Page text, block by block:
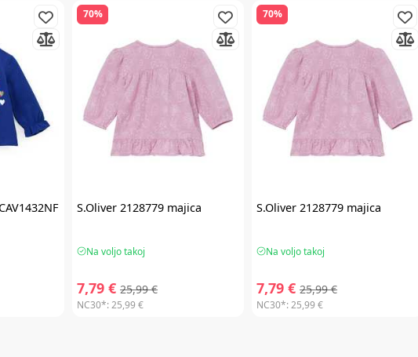
70%
S.Oliver 2128779 majica
Na voljo takoj
7,79 € 25,99 €
NC30*:25,99 €
70%
S.Oliver 2128779 majica
Na voljo takoj
7,79 € 25,99 €
NC30*:25,99 €